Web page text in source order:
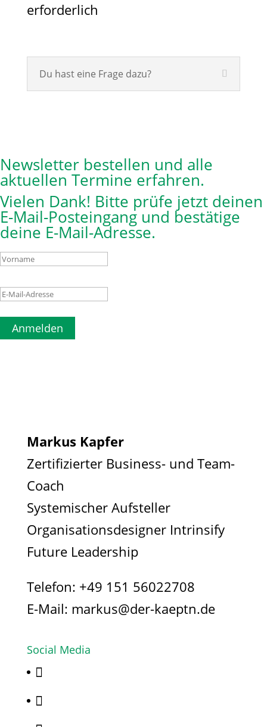
erforderlich
Du hast eine Frage dazu?
Newsletter bestellen und alle
aktuellen Termine erfahren.
Vielen Dank! Bitte prüfe jetzt deinen
E-Mail-Posteingang und bestätige
deine E-Mail-Adresse.
Anmelden
Markus Kapfer
Zertifizierter Business- und Team-
Coach
Systemischer Aufsteller
Organisationsdesigner Intrinsify
Future Leadership
Telefon: +49 151 56022708
E-Mail: markus@der-kaeptn.de
Social Media

